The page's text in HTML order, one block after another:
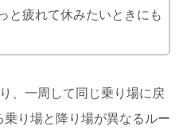
と疲れて休みたいときにも
、一周して同じ乗り場に戻
り場と降り場が異なるルー